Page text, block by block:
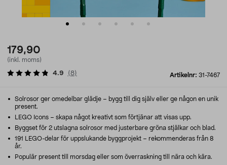
179,90
(inkl. moms)
Artikelnr: 31-7467
4.9 (8)
Solrosor ger omedelbar glädje – bygg till dig själv eller ge någon en unik
present.
LEGO Icons – skapa något kreativt som förtjänar att visas upp.
Byggset för 2 utslagna solrosor med justerbare gröna stjälkar och blad.
191 LEGO-delar för uppslukande byggprojekt – rekommenderas från 8
år.
Populär present till morsdag eller som överraskning till nära och kära.